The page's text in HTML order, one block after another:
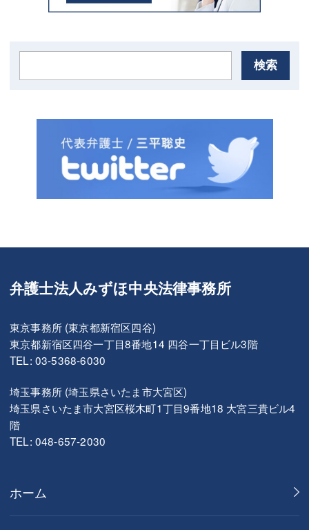
検索
弁護士法人みずほ中央法律事務所
東京事務所 (東京都新宿区四谷)
東京都新宿区四谷一丁目8番地14 四谷一丁目ビル3階
TEL: 03-5368-6030
埼玉事務所 (埼玉県さいたま市大宮区)
埼玉県さいたま市大宮区桜木町1丁目9番地18 大宮三貴ビル4
階
TEL: 048-657-2030
ホーム